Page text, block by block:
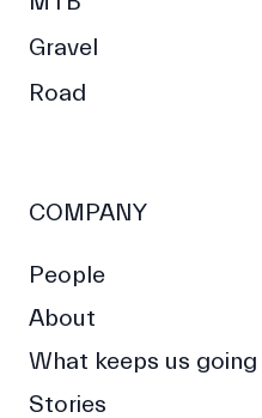
Gravel
Road
COMPANY
People
About
What keeps us going
Stories